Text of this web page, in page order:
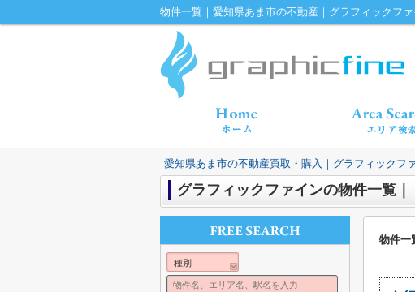
物件一覧｜愛知県あま市の不動産｜グラフィックフ
愛知県あま市の不動産買取・購入｜グラフィックフ
グラフィックファインの物件一覧
物件一
種別